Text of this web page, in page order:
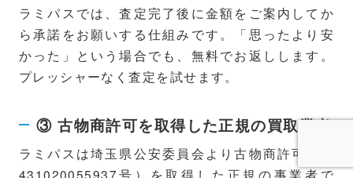
ラミパスでは、査定完了後に金額をご案内してか
ら承諾をお願いする仕組みです。「思ったより安
かった」という場合でも、無料でお返しします。
プレッシャーなく査定を試せます。
③ 古物商許可を取得した正規の買取業者
ラミパスは埼玉県公安委員会より古物商許可（第
431020055937号）を取得した正規の事業者で